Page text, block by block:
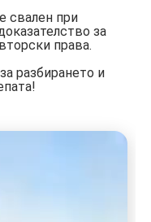
свален при
за
права.
разбирането и